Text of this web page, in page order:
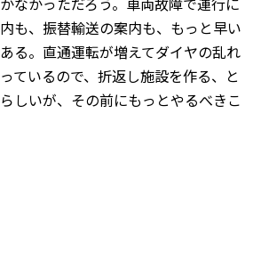
も、振替輸送の案内も、もっと早い
る。直通運転が増えてダイヤの乱れ
ているので、折返し施設を作る、と
しいが、その前にもっとやるべきこ